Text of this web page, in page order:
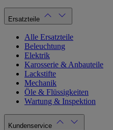
Ersatzteile
Alle Ersatzteile
Beleuchtung
Elektrik
Karosserie & Anbauteile
Lackstifte
Mechanik
Öle & Flüssigkeiten
Wartung & Inspektion
Kundenservice